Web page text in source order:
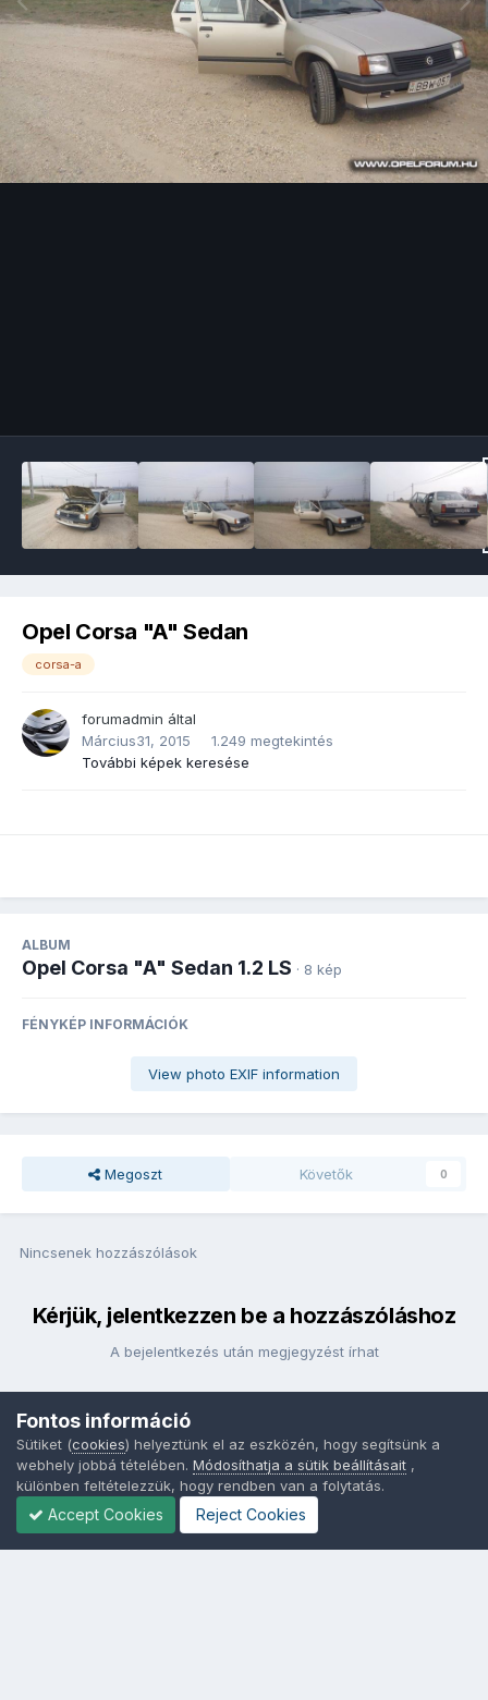
Opel Corsa "A" Sedan
corsa-a
forumadmin által
Március31, 2015
1.249 megtekintés
További képek keresése
ALBUM
Opel Corsa "A" Sedan 1.2 LS · 8 kép
FÉNYKÉP INFORMÁCIÓK
View photo EXIF information
Megoszt Követők 0
Nincsenek hozzászólások
Kérjük, jelentkezzen be a hozzászóláshoz
A bejelentkezés után megjegyzést írhat
Fontos információ
Sütiket (cookies) helyeztünk el az eszközén, hogy segítsünk a
webhely jobbá tételében. Módosíthatja a sütik beállításait ,
különben feltételezzük, hogy rendben van a folytatás.
Accept Cookies Reject Cookies